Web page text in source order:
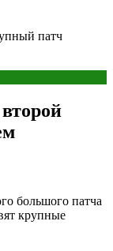
патч
большого патча
крупные